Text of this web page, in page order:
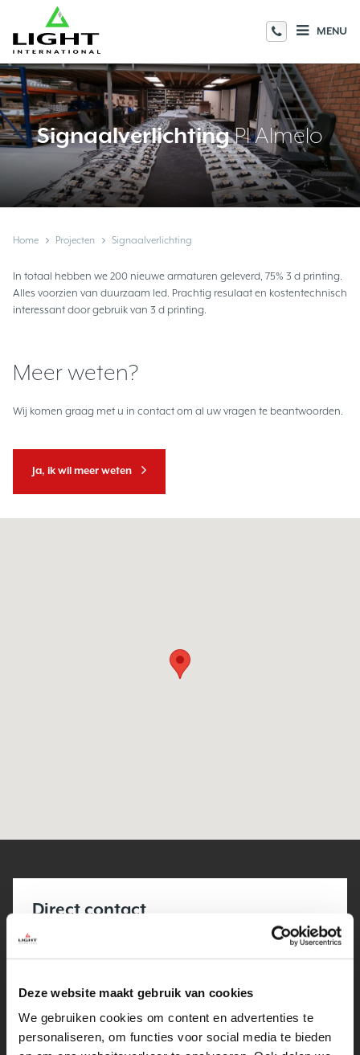
Deze website maakt gebruik van cookies
We gebruiken cookies om content en advertenties te
personaliseren, om functies voor social media te bieden
MENU
SignaalverlichtingPI Almelo
Home Projecten Signaalverlichting
In totaal hebben we 200 nieuwe armaturen geleverd, 75% 3 d printing.
Alles voorzien van duurzaam led. Prachtig resulaat en kostentechnisch
interessant door gebruik van 3 d printing.
Meer weten?
Wij komen graag met u in contact om al uw vragen te beantwoorden.
Ja, ik wil meer weten
Direct contact
Heeft u een vraag over een van onze producten, we helpen u
graag direct verder:
Telefoon: